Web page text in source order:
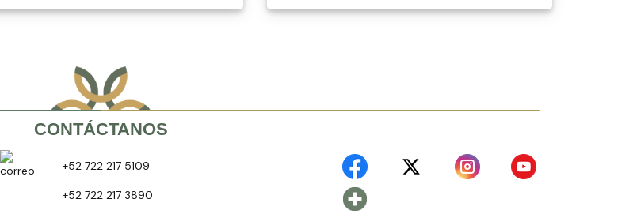
CONTÁCTANOS
+52 722 217 5109
+52 722 217 3890